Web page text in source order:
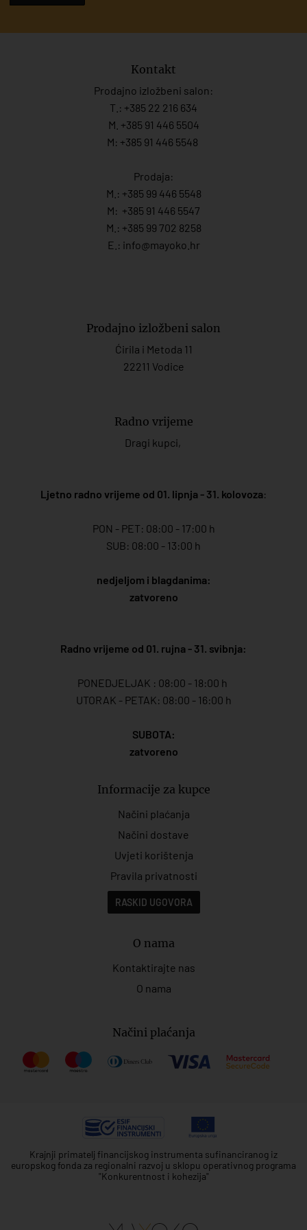
Kontakt
Prodajno izložbeni salon:
T.: +385 22 216 634
M. +385 91 446 5504
M: +385 91 446 5548
Prodaja:
M.: +385 99 446 5548
M: +385 91 446 5547
M.: +385 99 702 8258
E.: info@mayoko. hr
Prodajno izložbeni salon
Ćirila i Metoda 11
22211 Vodice
Radno vrijeme
Dragi kupci,
Ljetno radno vrijeme od 01. lipnja - 31. kolovoza:
PON - PET: 08:00 - 17:00 h
SUB: 08:00 - 13:00 h
nedjeljom i blagdanima:
zatvoreno
Radno vrijeme od 01. rujna - 31. svibnja:
PONEDJELJAK : 08:00 - 18:00 h
UTORAK - PETAK: 08:00 - 16:00 h
SUBOTA:
zatvoreno
Informacije za kupce
Načini plaćanja
Načini dostave
Uvjeti korištenja
Pravila privatnosti
RASKID UGOVORA
O nama
Kontaktirajte nas
O nama
Načini plaćanja
Krajnji primatelj financijskog instrumenta sufinanciranog iz
europskog fonda za regionalni razvoj u sklopu operativnog programa
"Konkurentnost i kohezija"